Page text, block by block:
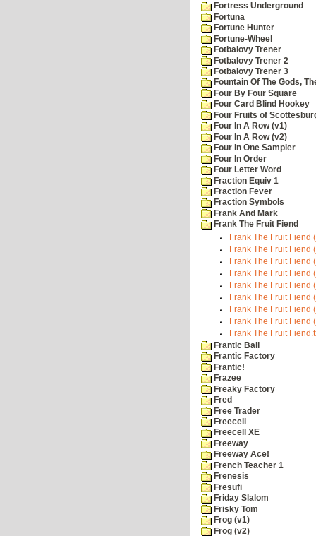
Fortress Underground
Fortuna
Fortune Hunter
Fortune-Wheel
Fotbalovy Trener
Fotbalovy Trener 2
Fotbalovy Trener 3
Fountain Of The Gods,
Four By Four Square
Four Card Blind Hookey
Four Fruits of
Four In A Row (v1)
Four In A Row (v2)
Four In One Sampler
Four In Order
Four Letter Word
Fraction Equiv 1
Fraction Fever
Fraction Symbols
Frank And Mark
Frank The Fruit Fiend
Frank The Fruit Fiend
Frank The Fruit Fiend
Frank The Fruit Fiend
Frank The Fruit Fiend
Frank The Fruit Fiend
Frank The Fruit Fiend
Frank The Fruit Fiend
Frank The Fruit Fiend
Frank The Fruit
Frantic Ball
Frantic Factory
Frantic!
Frazee
Freaky Factory
Fred
Free Trader
Freecell
Freecell XE
Freeway
Freeway Ace!
French Teacher 1
Frenesis
Fresufi
Friday Slalom
Frisky Tom
Frog (v1)
Frog (v2)